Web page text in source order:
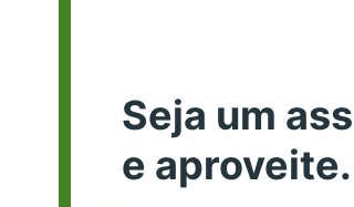
Seja um
e aproveite.